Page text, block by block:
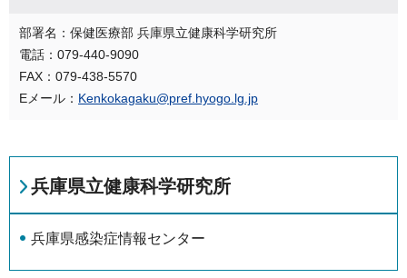
部署名：保健医療部 兵庫県立健康科学研究所
電話：079-440-9090
FAX：079-438-5570
Eメール： Kenkokagaku@pref.hyogo.lg.jp
兵庫県立健康科学研究所
兵庫県感染症情報センター